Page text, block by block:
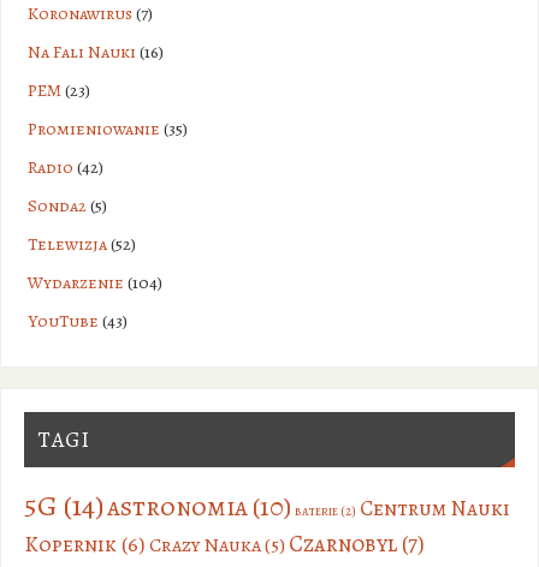
Koronawirus (7)
Na Fali Nauki (16)
PEM(23)
Promieniowanie (35)
Radio (42)
Sonda2(5)
Telewizja(52)
Wydarzenie (104)
YouTube (43)
TAGI
5G (14)astronomia(10) baterie(2) Centrum Nauki
Kopernik(6)Crazy Nauka(5)Czarnobyl(7)